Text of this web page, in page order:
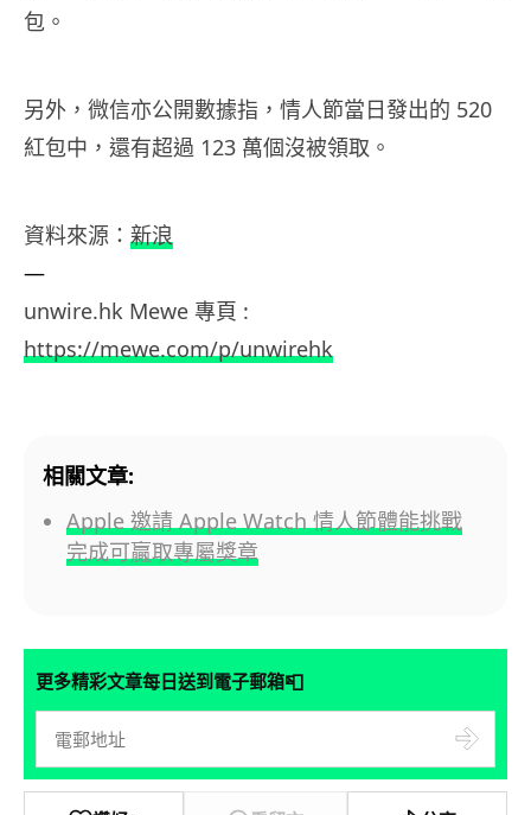
包。
另外，微信亦公開數據指，情人節當日發出的 520
紅包中，還有超過 123 萬個沒被領取。
資料來源： 新浪
—
unwire.hk Mewe 專頁 :
https://mewe.com/p/unwirehk
相關文章:
Apple 邀請 Apple Watch 情人節體能挑戰
完成可贏取專屬獎章
更多精彩文章每日送到電子郵箱📮